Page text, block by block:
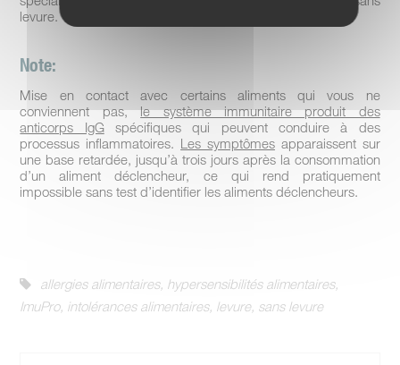
levure.
Note:
Mise en contact avec certains aliments qui vous ne
conviennent pas,le système immunitaire produit des
anticorps IgGspécifiques qui peuvent conduire à des
processus inflammatoires. Les symptômesapparaissent sur
une base retardée, jusqu’à trois jours après la consommation
d’un aliment déclencheur, ce qui rend pratiquement
impossible sans test d’identifier les aliments déclencheurs.
allergies alimentaires, hypersensibilités alimentaires,
ImuPro, intolérances alimentaires, levure, sans levure